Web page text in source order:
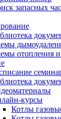
запасных
отопления
курсы
Котлы